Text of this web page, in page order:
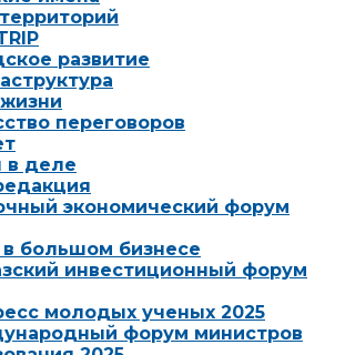
развитие
переговоров
деле
экономический форум
большом бизнесе
инвестиционный форум
молодых ученых 2025
форум министров